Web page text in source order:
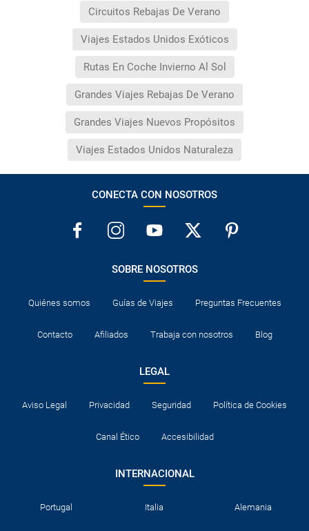
Circuitos Rebajas De Verano
Viajes Estados Unidos Exóticos
Rutas En Coche Invierno Al Sol
Grandes Viajes Rebajas De Verano
Grandes Viajes Nuevos Propósitos
Viajes Estados Unidos Naturaleza
CONECTA CON NOSOTROS
SOBRE NOSOTROS
Quiénes somos Guías de Viajes Preguntas Frecuentes
Contacto Afiliados Trabaja con nosotros Blog
LEGAL
Aviso Legal Privacidad Seguridad Política de Cookies
Canal Ético Accesibilidad
INTERNACIONAL
Portugal Italia Alemania